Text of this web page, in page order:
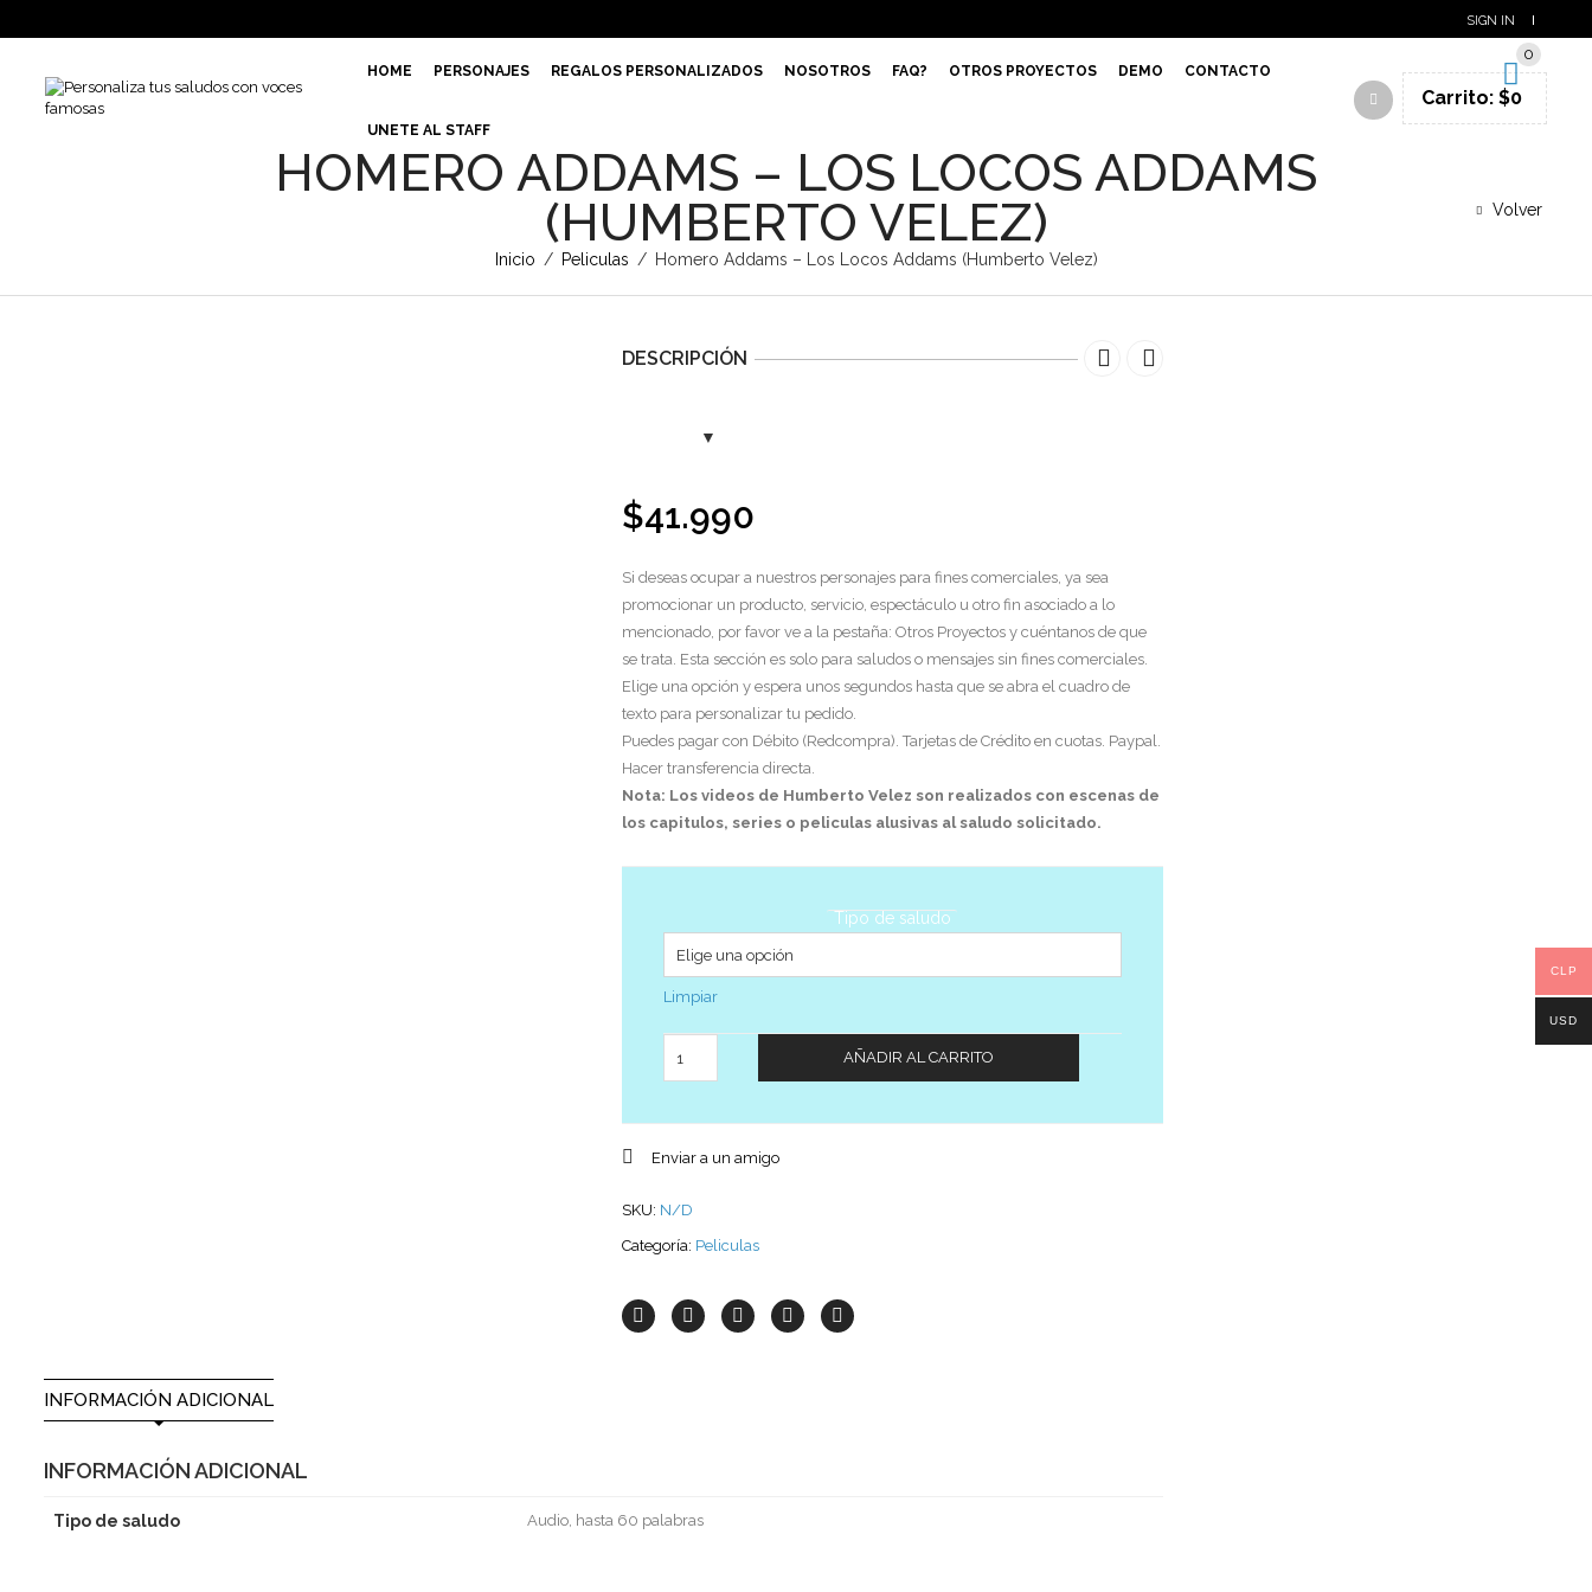
SIGN IN
HOME PERSONAJES REGALOS PERSONALIZADOS NOSOTROS FAQ? OTROS PROYECTOS DEMO CONTACTO
UNETE AL STAFF
0
Carrito: $0
HOMERO ADDAMS – LOS LOCOS ADDAMS
(HUMBERTO VELEZ)
Inicio / Peliculas / Homero Addams – Los Locos Addams (Humberto Velez)
Volver
DESCRIPCIÓN
$41.990
Si deseas ocupar a nuestros personajes para fines comerciales, ya sea
promocionar un producto, servicio, espectáculo u otro fin asociado a lo
mencionado, por favor ve a la pestaña: Otros Proyectos y cuéntanos de que
se trata. Esta sección es solo para saludos o mensajes sin fines comerciales.
Elige una opción y espera unos segundos hasta que se abra el cuadro de
texto para personalizar tu pedido.
Puedes pagar con Débito (Redcompra). Tarjetas de Crédito en cuotas. Paypal.
Hacer transferencia directa.
Nota: Los videos de Humberto Velez son realizados con escenas de
los capitulos, series o peliculas alusivas al saludo solicitado.
Tipo de saludo
Limpiar
AÑADIR AL CARRITO
Enviar a un amigo
SKU: N/D
Categoría: Peliculas
INFORMACIÓN ADICIONAL
INFORMACIÓN ADICIONAL
Tipo de saludo Audio, hasta 60 palabras
CLP
USD